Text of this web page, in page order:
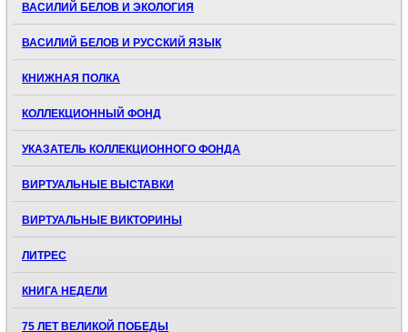
ВАСИЛИЙ БЕЛОВ И ЭКОЛОГИЯ
ВАСИЛИЙ БЕЛОВ И РУССКИЙ ЯЗЫК
КНИЖНАЯ ПОЛКА
КОЛЛЕКЦИОННЫЙ ФОНД
УКАЗАТЕЛЬ КОЛЛЕКЦИОННОГО ФОНДА
ВИРТУАЛЬНЫЕ ВЫСТАВКИ
ВИРТУАЛЬНЫЕ ВИКТОРИНЫ
ЛИТРЕС
КНИГА НЕДЕЛИ
75 ЛЕТ ВЕЛИКОЙ ПОБЕДЫ